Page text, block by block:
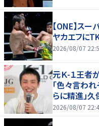
【ONE】ス
ヤカエフに
2026/08/07
元Ｋ-１王者
「色々言わ
らに精進」
2026/08/07